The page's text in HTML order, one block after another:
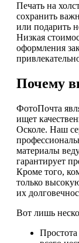
Печать на
сохранить
или подарить
Низкая
оформления
Почему
ФотоПочта
ищет
Осколе. Наш
материалы
гарантирует
Кроме того,
только
их
Вот лишь